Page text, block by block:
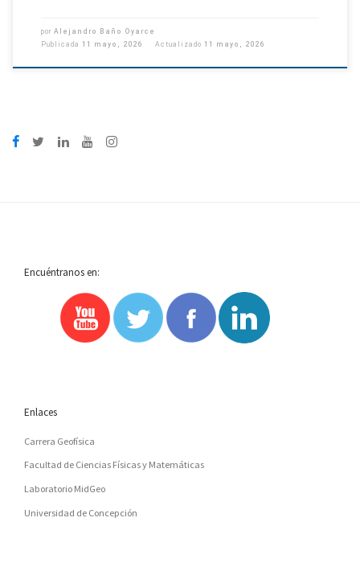
por Alejandro Baño Oyarce
Publicada 11 mayo, 2026 Actualizado 11 mayo, 2026
Encuéntranos en:
Enlaces
Carrera Geofísica
Facultad de Ciencias Físicas y Matemáticas
Laboratorio MidGeo
Universidad de Concepción